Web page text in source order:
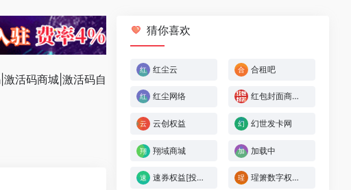
活码商城|激活码自
猜你喜欢
红尘云 合租吧
红尘网络 红包封面商城-数字权益商城-影视会员-音乐会员直充
云创权益 幻世发卡网
翔域商城 加载中
速券权益[投稿人：速券权益,联系：3540689144] 瑆箫数字权益[投稿人：瑆箫,联系：2228293408]